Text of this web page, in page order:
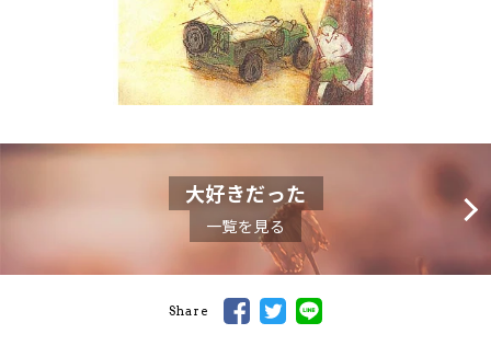
大好きだった
一覧を見る
Share